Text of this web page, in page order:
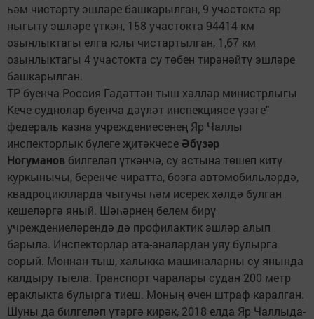
һәм чистарту эшләре башкарылган, 9 участокта яр
ныгыту эшләре үткән, 158 участокта 94414 км
озынлыктагы елга юлы чистартылган, 1,67 км
озынлыктагы 4 участокта су төбен тирәнәйтү эшләре
башкарылган.
ТР буенча Россия Гадәттән тыш хәлләр министрлыгы
Кече суднолар буенча дәүләт инспекциясе үзәге"
федераль казна учреждениесенең Яр Чаллы
инспекторлык бүлеге җитәкчесе Әбүзәр
Ногуманов билгеләп үткәнчә, су астына төшеп китү
куркынычы, беренче чиратта, бозга автомобильләрдә,
квадроциклларда чыгучы һәм исерек хәлдә булган
кешеләргә яный. Шәһәрнең белем бирү
учреждениеләрендә дә профилактик эшләр алып
барыла. Инспекторлар ата-аналардан уяу булырга
сорый. Моннан тыш, халыкка машиналарны су янында
калдыру тыела. Транспорт чаралары судан 200 метр
ераклыкта булырга тиеш. Моның өчен штраф каралган.
Шуны да билгеләп үтәргә кирәк, 2018 елда Яр Чаллыда-